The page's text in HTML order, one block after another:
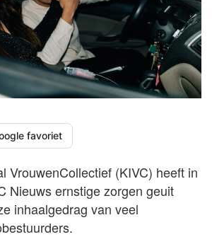
favoriet
VrouwenCollectief (KIVC) heeft in
Nieuws ernstige zorgen geuit
inhaalgedrag van veel